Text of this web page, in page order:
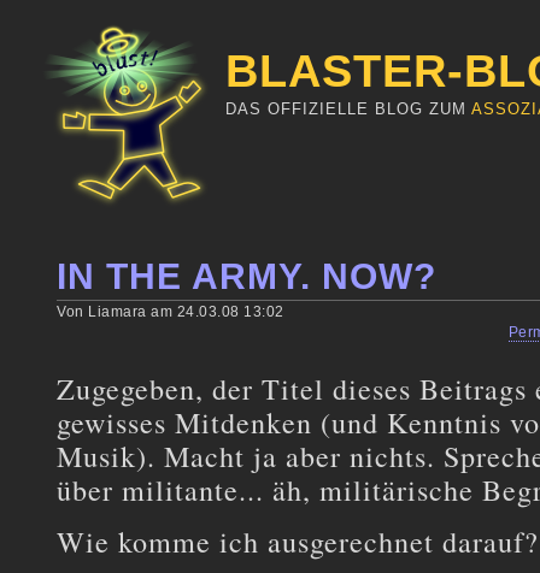
BLASTER-
DAS OFFIZIELLE BLOG ZUM
IN THE ARMY. NOW?
Von Liamara am 24.03.08 13:02
Zugegeben, der Titel dieses
gewisses Mitdenken (und Kenntnis
Musik). Macht ja aber nichts.
über militante... äh, militärische
Wie komme ich ausgerechnet